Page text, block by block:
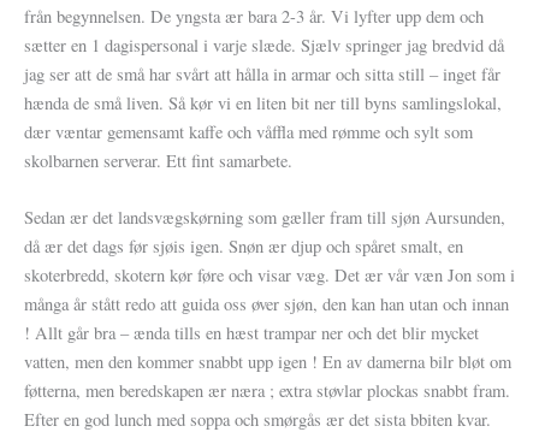
från begynnelsen. De yngsta ær bara 2-3 år. Vi lyfter upp dem och
sætter en 1 dagispersonal i varje slæde. Sjælv springer jag bredvid då
jag ser att de små har svårt att hålla in armar och sitta still – inget får
hænda de små liven. Så kør vi en liten bit ner till byns samlingslokal,
dær væntar gemensamt kaffe och våffla med rømme och sylt som
skolbarnen serverar. Ett fint samarbete.
Sedan ær det landsvægskørning som gæller fram till sjøn Aursunden,
då ær det dags før sjøis igen. Snøn ær djup och spåret smalt, en
skoterbredd, skotern kør føre och visar væg. Det ær vår væn Jon som i
många år stått redo att guida oss øver sjøn, den kan han utan och innan
! Allt går bra – ænda tills en hæst trampar ner och det blir mycket
vatten, men den kommer snabbt upp igen ! En av damerna bilr bløt om
føtterna, men beredskapen ær næra ; extra støvlar plockas snabbt fram.
Efter en god lunch med soppa och smørgås ær det sista bbiten kvar.